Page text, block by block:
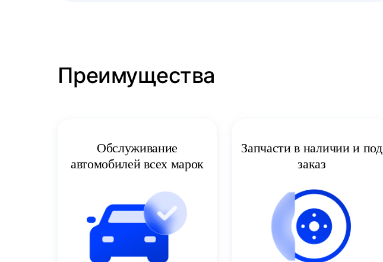
Преимущества
Обслуживание
автомобилей всех марок
Запчасти в наличии и под
заказ